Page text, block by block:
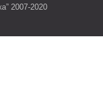
2007-2020